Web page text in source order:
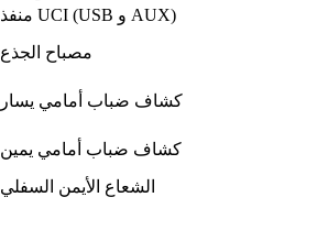
منفذ UCI (USB و AUX)
مصباح الجذع
كشاف ضباب أمامي يسار
كشاف ضباب أمامي يمين
الشعاع الأيمن السفلي